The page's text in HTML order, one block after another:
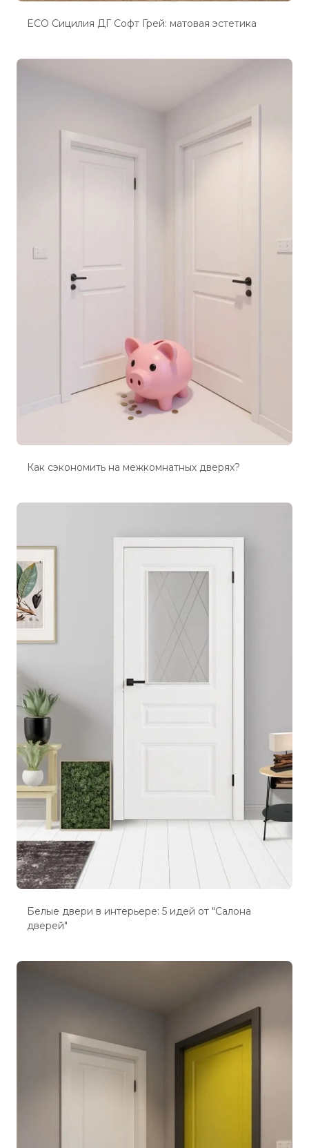
ECO Сицилия ДГ Софт Грей: матовая эстетика
Как сэкономить на межкомнатных дверях?
Белые двери в интерьере: 5 идей от "Салона
дверей"